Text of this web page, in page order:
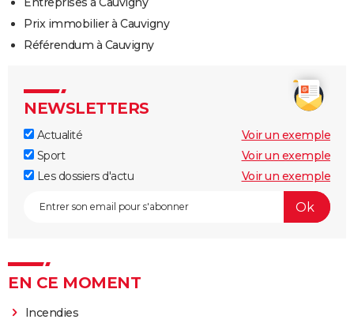
Prix immobilier à Cauvigny
Référendum à Cauvigny
NEWSLETTERS
Actualité
Voir un exemple
Sport
Voir un exemple
Les dossiers d'actu
Voir un exemple
EN CE MOMENT
Incendies